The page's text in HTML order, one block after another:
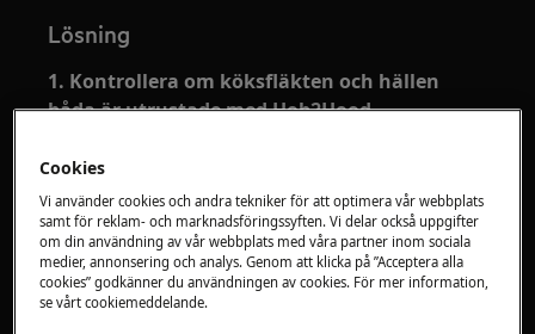
Lösning
1. Kontrollera om köksfläkten och hällen
båda är utrustade med Hob2Hood-
beskrivningen i bruksanvisningen.
För de flesta köksfläktar är fjärrsystemet
ursprungligen avaktiverat. Aktivera den
Cookies
Vi använder cookies och andra tekniker för att optimera vår webbplats
samt för reklam- och marknadsföringssyften. Vi delar också uppgifter
om din användning av vår webbplats med våra partner inom sociala
medier, annonsering och analys. Genom att klicka på ”Acceptera alla
cookies” godkänner du användningen av cookies. För mer information,
se vårt cookiemeddelande.